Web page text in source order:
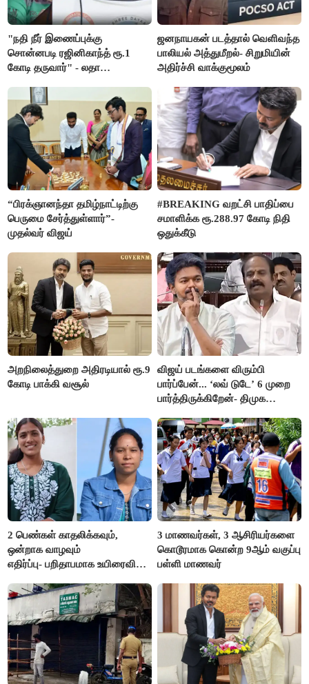
"நதி நீர் இணைப்புக்கு
சொன்னபடி ரஜினிகாந்த் ரூ.1
கோடி தருவார்" - லதா
ஜனநாயகன் படத்தால் வெளிவந்த
பாலியல் அத்துமீறல்- சிறுமியின்
அதிர்ச்சி வாக்குமூலம்
“பிரக்ஞானந்தா தமிழ்நாட்டிற்கு
பெருமை சேர்த்துள்ளார்”-
முதல்வர் விஜய்
#BREAKING வறட்சி பாதிப்பை
சமாளிக்க ரூ.288.97 கோடி நிதி
ஒதுக்கீடு
அறநிலைத்துறை அதிரடியால் ரூ.9
கோடி பாக்கி வசூல்
விஜய் படங்களை விரும்பி
பார்ப்பேன்... ‘லவ் டுடே’ 6 முறை
பார்த்திருக்கிறேன்- திமுக
2 பெண்கள் காதலிக்கவும்,
ஒன்றாக வாழவும்
எதிர்ப்பு- பறிதாபமாக உயிரைவிட்ட
3 மாணவர்கள், 3 ஆசிரியர்களை
கொடூரமாக கொன்ற 9ஆம் வகுப்பு
பள்ளி மாணவர்